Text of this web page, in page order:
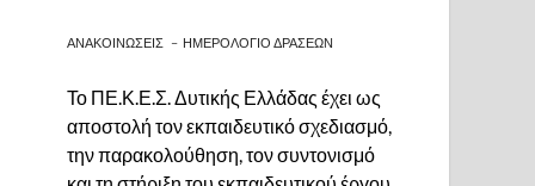
ΑΝΑΚΟΙΝΩΣΕΙΣ – ΗΜΕΡΟΛΟΓΙΟ ΔΡΑΣΕΩΝ
Το ΠΕ.Κ.Ε.Σ. Δυτικής Ελλάδας έχει ως
αποστολή τον εκπαιδευτικό σχεδιασμό,
την παρακολούθηση, τον συντονισμό